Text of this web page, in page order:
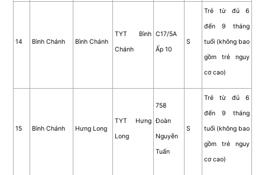
14 Bình Chánh Bình Chánh
TYT Bình
Chánh
C17/5A
Ấp 10
S
Trẻ từ đủ 6
đến 9 tháng
tuổi (không bao
gồm trẻ nguy
cơ cao)
15 Bình Chánh Hưng Long
TYT Hưng
Long
758
Đoàn
Nguyễn
Tuấn
S
Trẻ từ đủ 6
đến 9 tháng
tuổi (không bao
gồm trẻ nguy
cơ cao)